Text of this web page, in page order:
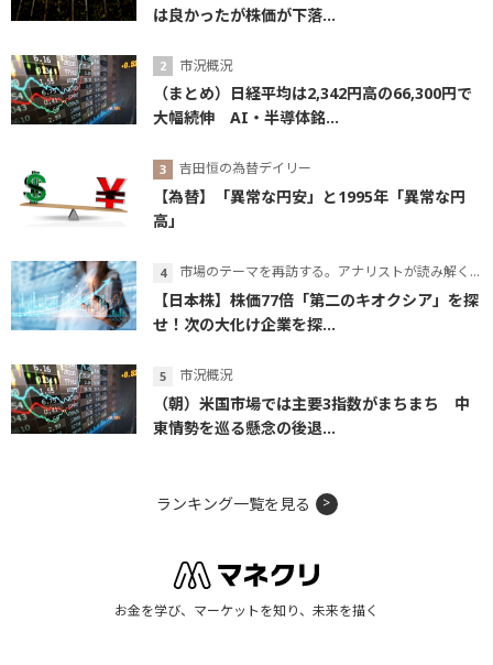
は良かったが株価が下落...
市況概況
（まとめ）日経平均は2,342円高の66,300円で
大幅続伸 AI・半導体銘...
吉田恒の為替デイリー
【為替】「異常な円安」と1995年「異常な円
高」
市場のテーマを再訪する。アナリストが読み解くテーマの本質
【日本株】株価77倍「第二のキオクシア」を探
せ！次の大化け企業を探...
市況概況
（朝）米国市場では主要3指数がまちまち 中
東情勢を巡る懸念の後退...
ランキング一覧を見る
お金を学び、マーケットを知り、未来を描く